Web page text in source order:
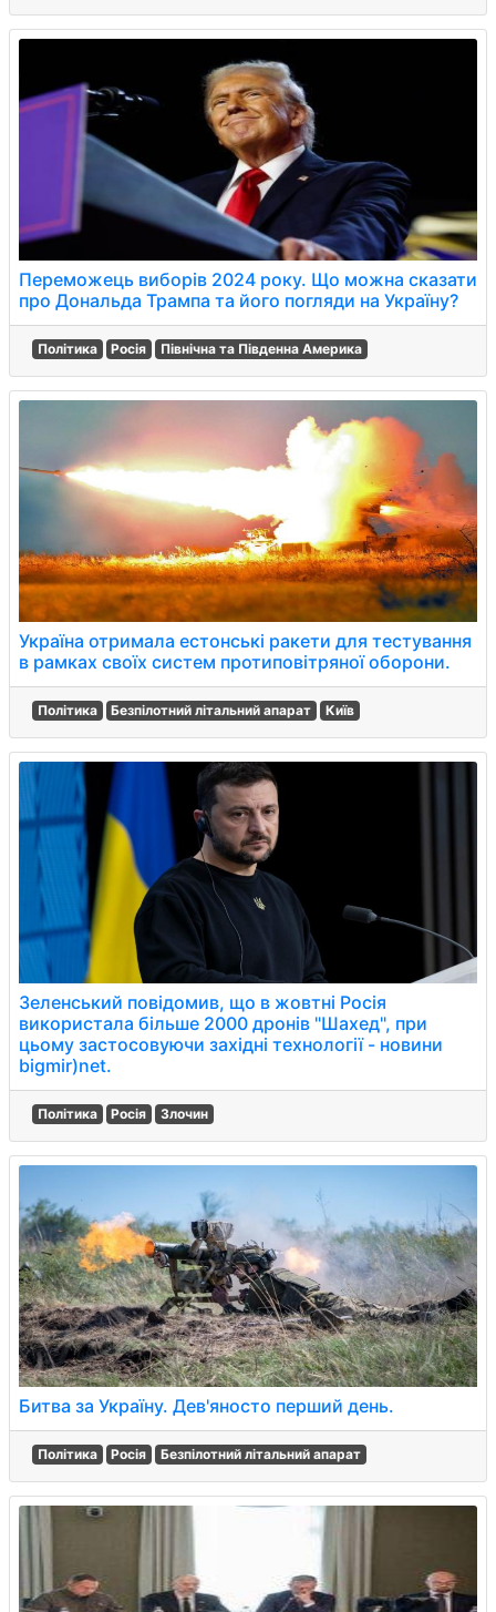
Переможець виборів 2024 року. Що можна сказати
про Дональда Трампа та його погляди на Україну?
Політика Росія Північна та Південна Америка
Україна отримала естонські ракети для тестування
в рамках своїх систем протиповітряної оборони.
Політика Безпілотний літальний апарат Київ
Зеленський повідомив, що в жовтні Росія
використала більше 2000 дронів "Шахед", при
цьому застосовуючи західні технології - новини
bigmir)net.
Політика Росія Злочин
Битва за Україну. Дев'яносто перший день.
Політика Росія Безпілотний літальний апарат